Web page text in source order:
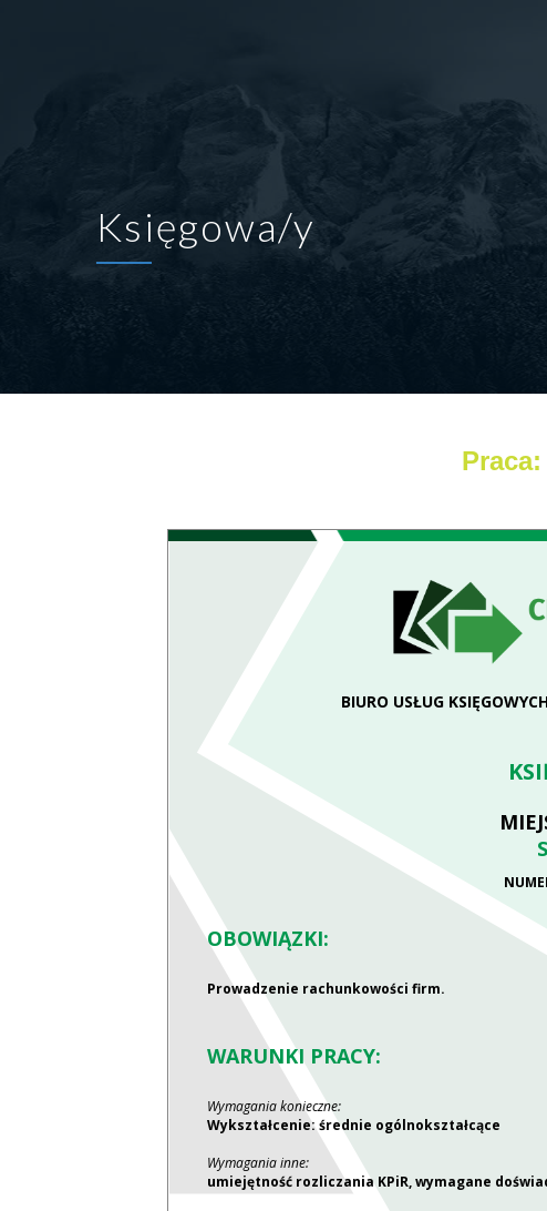
Księgowa/y
BIURO USŁUG
OBOWIĄZKI:
Prowadzenie rachunkowości firm.
WARUNKI PRACY:
Wymagania konieczne:
Wykształcenie: średnie ogólnokształcące
Wymagania inne:
umiejętność rozliczania KPiR, wymagane